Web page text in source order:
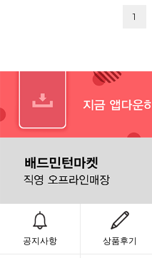
1
공지사항 상품후기